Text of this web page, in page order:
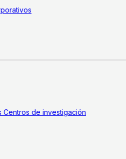
Centros de investigación